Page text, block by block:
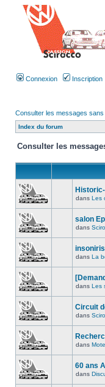
Connexion Inscription
Consulter les messages
Index du forum
Consulter les
dans Les
salon
dans
dans La
dans Les
Circuit
dans
dans
60 ans
dans